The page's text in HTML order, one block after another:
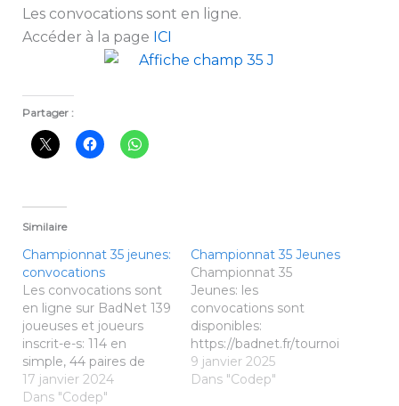
Les convocations sont en ligne.
Accéder à la page ICI
Partager :
Similaire
Championnat 35 jeunes:
convocations
Les convocations sont
en ligne sur BadNet 139
joueuses et joueurs
inscrit-e-s: 114 en
simple, 44 paires de
double et 28 paires de
mixte. Mais qui seront
17 janvier 2024
Dans "Codep"
Championnat 35 Jeunes
Championnat 35
Jeunes: les
convocations sont
disponibles:
https://badnet.fr/tournoi
/public?eventid=27796
Merci à tous de bien
9 janvier 2025
Dans "Codep"